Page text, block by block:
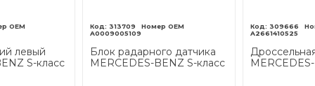
левый
S-класс
313709
A0009005109
Блок радарного датчика
MERCEDES-BENZ S-класс
309666
A2661410525